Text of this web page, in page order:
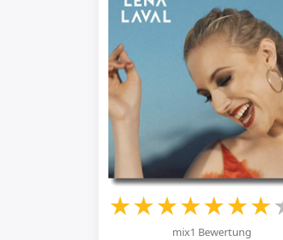
★★★★★★★
mix1 Bewertung